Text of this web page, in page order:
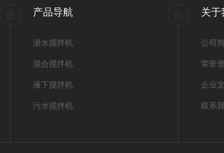
产品导航
潜水搅拌机
混合搅拌机
液下搅拌机
污水搅拌机
关于
公司
荣誉
企业
联系